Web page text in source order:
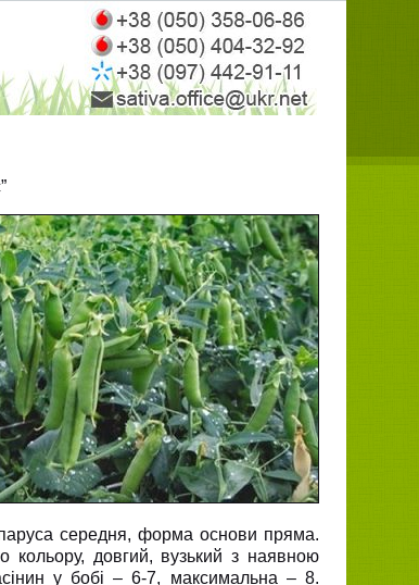
середня, форма основи пряма.
кольору, довгий, вузький з наявною
у бобі – 6-7, максимальна – 8.